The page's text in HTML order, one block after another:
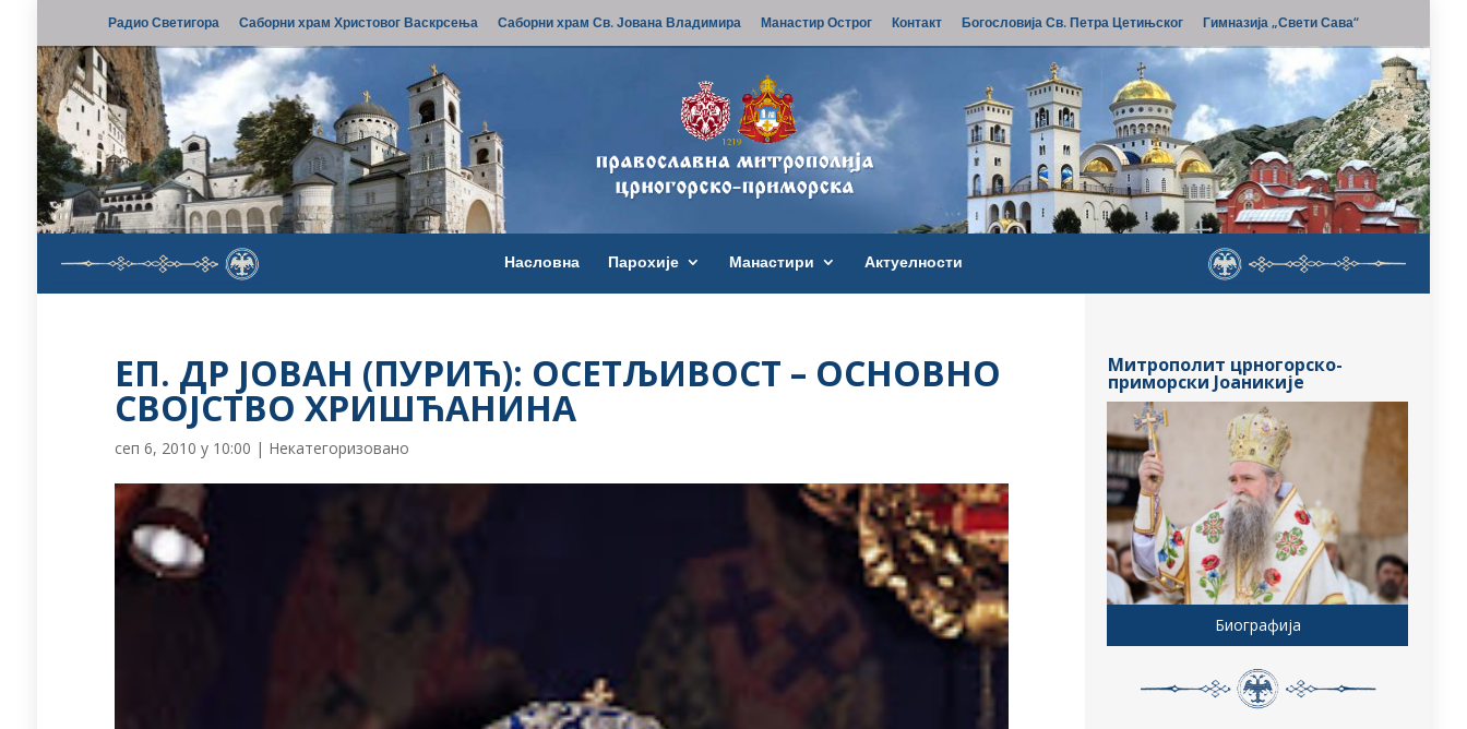
Радио Светигора Саборни храм Христовог Васкрсења Саборни храм Св. Јована Владимира Манастир Острог Контакт Богословија Св. Петра Цетињског Гимназија „Свети Сава“
Насловна Парохије Манастири Актуелности
ЕП. ДР ЈОВАН (ПУРИЋ): ОСЕТЉИВОСТ – ОСНОВНО
СВОЈСТВО ХРИШЋАНИНА
сеп 6, 2010 у 10:00 | Некатегоризовано
Митрополит црногорско-
приморски Јоаникије
Биографија